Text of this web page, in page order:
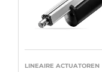
LINEAIRE ACTUATOREN